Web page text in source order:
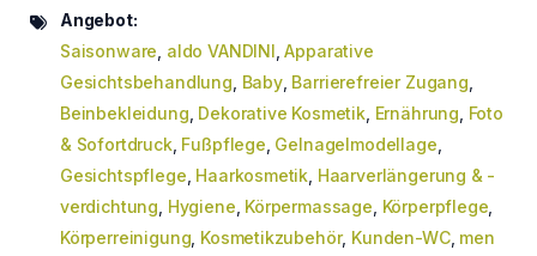
Angebot:
Saisonware aldo VANDINI ,Apparative
Gesichtsbehandlung Baby, Barrierefreier Zugang
Beinbekleidung Dekorative Kosmetik, Ernährung Foto
& Sofortdruck, Fußpflege Gelnagelmodellage
Gesichtspflege Haarkosmetik Haarverlängerung & -
verdichtung Hygiene Körpermassage Körperpflege
Körperreinigung Kosmetikzubehör, Kunden-WC, men